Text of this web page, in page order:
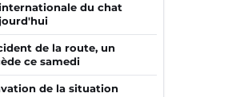
du chat
de la route, un
ce samedi
de la situation